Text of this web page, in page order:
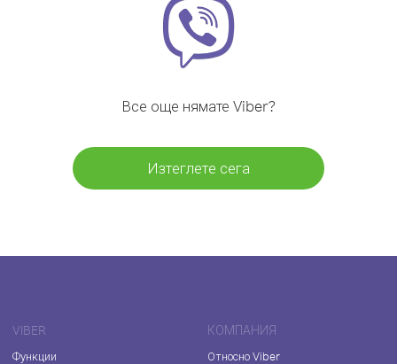
Все още нямате Viber?
Изтеглете сега
VIBER
Функции
КОМПАНИЯ
Относно Viber